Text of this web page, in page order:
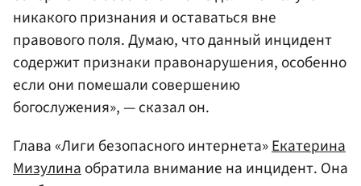
никакого признания и оставаться вне
правового поля. Думаю, что данный инцидент
содержит признаки правонарушения, особенно
если они помешали совершению
богослужения», — сказал он.
Глава «Лиги безопасного интернета»Екатерина
Мизулина обратила внимание на инцидент. Она